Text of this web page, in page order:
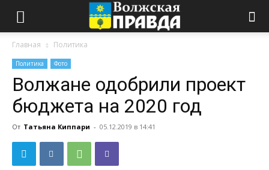
Главная Политика
Политика Фото
Волжане одобрили проект
бюджета на 2020 год
От Татьяна Киппари - 05.12.2019 в 14:41